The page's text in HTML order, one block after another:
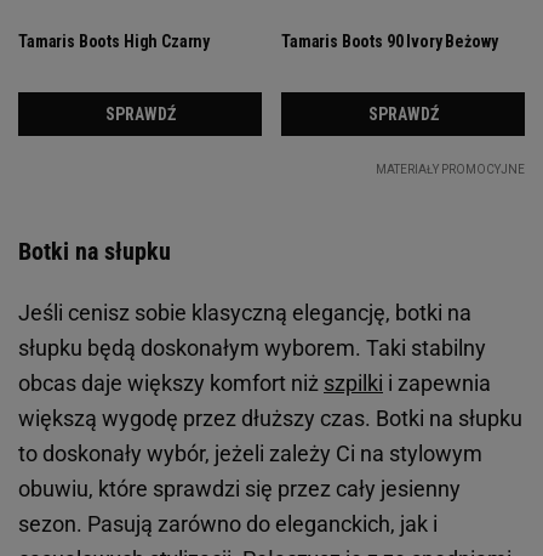
Botki na słupku
Jeśli cenisz sobie klasyczną elegancję, botki na
słupku będą doskonałym wyborem. Taki stabilny
obcas daje większy komfort niż szpilki i zapewnia
większą wygodę przez dłuższy czas. Botki na słupku
to doskonały wybór, jeżeli zależy Ci na stylowym
obuwiu, które sprawdzi się przez cały jesienny
sezon. Pasują zarówno do eleganckich, jak i